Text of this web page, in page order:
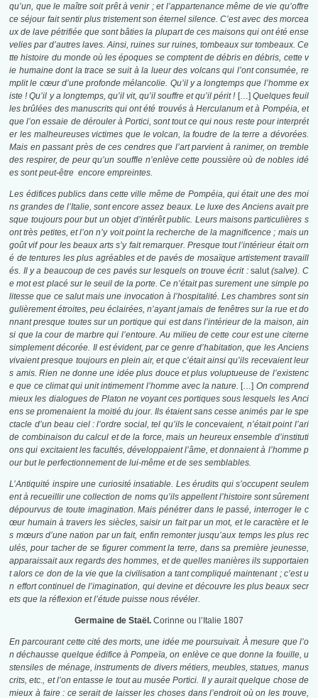
qu’un, que le maître soit prêt à venir ; et l’appartenance même de vie qu’offre
ce séjour fait sentir plus tristement son éternel silence. C’est avec des morcea
ux de lave pétrifiée que sont bâties la plupart de ces maisons qui ont été ense
velies par d’autres laves. Ainsi, ruines sur ruines, tombeaux sur tombeaux. Ce
tte histoire du monde où les époques se comptent de débris en débris, cette v
ie humaine dont la trace se suit à la lueur des volcans qui l’ont consumée, re
mplit le cœur d’une profonde mélancolie. Qu’il y a longtemps que l’homme ex
iste ! Qu’il y a longtemps, qu’il vit, qu’il souffre et qu’il périt ! […] Quelques feuil
les brûlées des manuscrits qui ont été trouvés à Herculanum et à Pompéia, et
que l’on essaie de dérouler à Portici, sont tout ce qui nous reste pour interprét
er les malheureuses victimes que le volcan, la foudre de la terre a dévorées.
Mais en passant près de ces cendres que l’art parvient à ranimer, on tremble
des respirer, de peur qu’un souffle n’enlève cette poussière où de nobles idé
es sont peut-être encore empreintes.
Les édifices publics dans cette ville même de Pompéia, qui était une des moi
ns grandes de l’Italie, sont encore assez beaux. Le luxe des Anciens avait pre
sque toujours pour but un objet d’intérêt public. Leurs maisons particulières s
ont très petites, et l’on n’y voit point la recherche de la magnificence ; mais un
goût vif pour les beaux arts s’y fait remarquer. Presque tout l’intérieur était orn
é de tentures les plus agréables et de pavés de mosaïque artistement travaill
és. Il y a beaucoup de ces pavés sur lesquels on trouve écrit :salut(salve). C
e mot est placé sur le seuil de la porte. Ce n’était pas surement une simple po
litesse que ce salut mais une invocation à l’hospitalité. Les chambres sont sin
gulièrement étroites, peu éclairées, n’ayant jamais de fenêtres sur la rue et do
nnant presque toutes sur un portique qui est dans l’intérieur de la maison, ain
si que la cour de marbre qui l’entoure. Au milieu de cette cour est une citerne
simplement décorée. Il est évident, par ce genre d’habitation, que les Anciens
vivaient presque toujours en plein air, et que c’était ainsi qu’ils recevaient leur
s amis. Rien ne donne une idée plus douce et plus voluptueuse de l’existenc
e que ce climat qui unit intimement l’homme avec la nature. […] On comprend
mieux les dialogues de Platon ne voyant ces portiques sous lesquels les Anci
ens se promenaient la moitié du jour. Ils étaient sans cesse animés par le spe
ctacle d’un beau ciel : l’ordre social, tel qu’ils le concevaient, n’était point l’ari
de combinaison du calcul et de la force, mais un heureux ensemble d’instituti
ons qui excitaient les facultés, développaient l’âme, et donnaient à l’homme p
our but le perfectionnement de lui-même et de ses semblables.
L’Antiquité inspire une curiosité insatiable. Les érudits qui s’occupent seulem
ent à recueillir une collection de noms qu’ils appellent l’histoire sont sûrement
dépourvus de toute imagination. Mais pénétrer dans le passé, interroger le c
œur humain à travers les siècles, saisir un fait par un mot, et le caractère et le
s mœurs d’une nation par un fait, enfin remonter jusqu’aux temps les plus rec
ulés, pour tacher de se figurer comment la terre, dans sa première jeunesse,
apparaissait aux regards des hommes, et de quelles manières ils supportaien
t alors ce don de la vie que la civilisation a tant compliqué maintenant ; c’est u
n effort continuel de l’imagination, qui devine et découvre les plus beaux secr
ets que la réflexion et l’étude puisse nous révéler.
Germaine de Staël. Corinne ou l’Italie 1807
En parcourant cette cité des morts, une idée me poursuivait. À mesure que l’o
n déchausse quelque édifice à Pompeïa, on enlève ce que donne la fouille, u
stensiles de ménage, instruments de divers métiers, meubles, statues, manus
crits, etc., et l’on entasse le tout au musée Portici. Il y aurait quelque chose de
mieux à faire : ce serait de laisser les choses dans l’endroit où on les trouve,